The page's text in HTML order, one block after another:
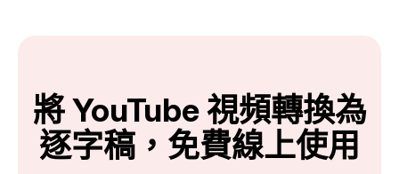
將 YouTube 視頻轉換為
逐字稿，免費線上使用